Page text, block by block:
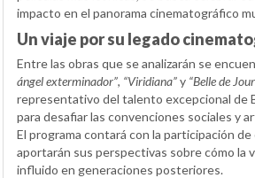
impacto en el panorama cinematográfico
Un viaje por su legado
Entre las obras que se analizarán se
ángel exterminador”, “Viridiana”y “Belle de
representativo del talento excepcional de
para desafiar las convenciones sociales y
El programa contará con la participación
aportarán sus perspectivas sobre cómo la
influido en generaciones posteriores.